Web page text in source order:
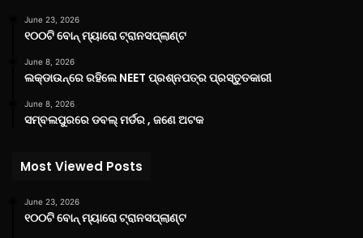
June 23, 2026
୧୦୦ଟି ବୋନ୍ ମ୍ୟାରୋ ଟ୍ରାନସପ୍ଲାଣ୍ଟ
June 8, 2026
ଲକ୍‌ଡାଉନ୍‌ରେ ରହିଲେ NEET ପ୍ରଶ୍ନପତ୍ର ପ୍ରସ୍ତୁତକାରୀ
June 8, 2026
ସମ୍ବଲପୁରରେ ଡବଲ୍ ମର୍ଡର , ଜଣେ ଅଟକ
Most Viewed Posts
June 23, 2026
୧୦୦ଟି ବୋନ୍ ମ୍ୟାରୋ ଟ୍ରାନସପ୍ଲାଣ୍ଟ